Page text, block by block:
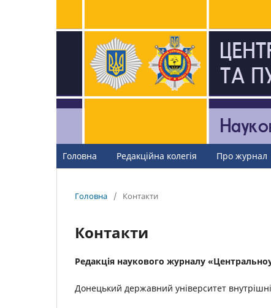
Головна Редакційна колегія Про журнал
Головна / Контакти
Контакти
Редакція наукового журналу
Донецький державний університет